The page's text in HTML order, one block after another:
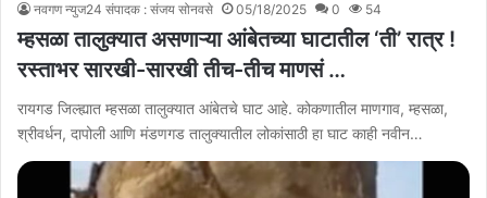
नवगण न्युज24 संपादक : संजय सोनवसे 05/18/2025 0 54
म्हसळा तालुक्यात असणाऱ्या आंबेतच्या घाटातील ‘ती’ रात्र !
रस्ताभर सारखी-सारखी तीच-तीच माणसं …
रायगड जिल्ह्यात म्हसळा तालुक्यात आंबेतचे घाट आहे. कोकणातील माणगाव, म्हसळा,
श्रीवर्धन, दापोली आणि मंडणगड तालुक्यातील लोकांसाठी हा घाट काही नवीन…